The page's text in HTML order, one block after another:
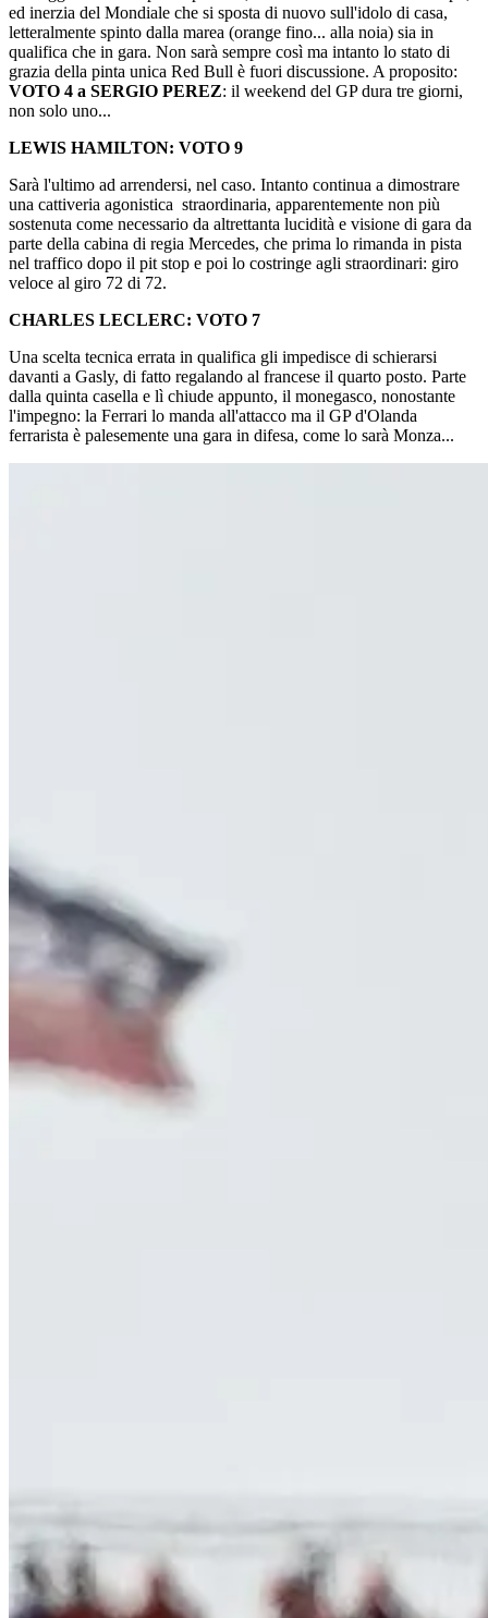
ed inerzia del Mondiale che si sposta di nuovo sull'idolo di casa,
letteralmente spinto dalla marea (orange fino... alla noia) sia in
qualifica che in gara. Non sarà sempre così ma intanto lo stato di
grazia della pinta unica Red Bull è fuori discussione. A proposito:
VOTO 4 a SERGIO PEREZ: il weekend del GP dura tre giorni,
non solo uno...
LEWIS HAMILTON: VOTO 9
Sarà l'ultimo ad arrendersi, nel caso. Intanto continua a dimostrare
una cattiveria agonistica straordinaria, apparentemente non più
sostenuta come necessario da altrettanta lucidità e visione di gara da
parte della cabina di regia Mercedes, che prima lo rimanda in pista
nel traffico dopo il pit stop e poi lo costringe agli straordinari: giro
veloce al giro 72 di 72.
CHARLES LECLERC: VOTO 7
Una scelta tecnica errata in qualifica gli impedisce di schierarsi
davanti a Gasly, di fatto regalando al francese il quarto posto. Parte
dalla quinta casella e lì chiude appunto, il monegasco, nonostante
l'impegno: la Ferrari lo manda all'attacco ma il GP d'Olanda
ferrarista è palesemente una gara in difesa, come lo sarà Monza...